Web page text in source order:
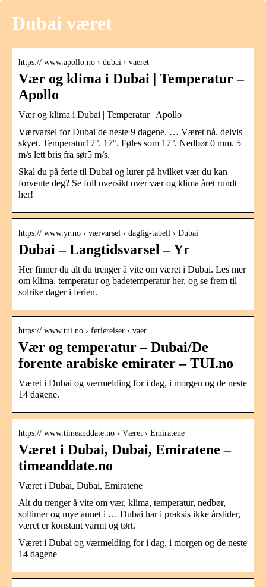
Dubai været
https:// www.apollo.no › dubai › vaeret
Vær og klima i Dubai | Temperatur –
Apollo
Vær og klima i Dubai | Temperatur | Apollo
Værvarsel for Dubai de neste 9 dagene. … Været nå. delvis
skyet. Temperatur17°. 17°. Føles som 17°. Nedbør 0 mm. 5
m/s lett bris fra sør5 m/s.
Skal du på ferie til Dubai og lurer på hvilket vær du kan
forvente deg? Se full oversikt over vær og klima året rundt
her!
https:// www.yr.no › værvarsel › daglig-tabell › Dubai
Dubai – Langtidsvarsel – Yr
Her finner du alt du trenger å vite om været i Dubai. Les mer
om klima, temperatur og badetemperatur her, og se frem til
solrike dager i ferien.
https:// www.tui.no › feriereiser › vaer
Vær og temperatur – Dubai/De
forente arabiske emirater – TUI.no
Været i Dubai og værmelding for i dag, i morgen og de neste
14 dagene.
https:// www.timeanddate.no › Været › Emiratene
Været i Dubai, Dubai, Emiratene –
timeanddate.no
Været i Dubai, Dubai, Emiratene
Alt du trenger å vite om vær, klima, temperatur, nedbør,
soltimer og mye annet i … Dubai har i praksis ikke årstider,
været er konstant varmt og tørt.
Været i Dubai og værmelding for i dag, i morgen og de neste
14 dagene